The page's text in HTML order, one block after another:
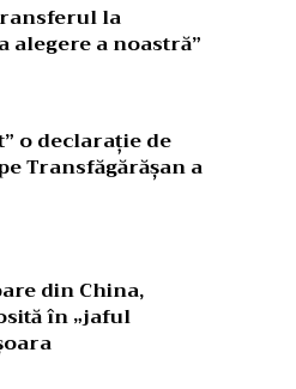
la
alegere a noastră”
o declarație de
Transfăgărășan a
din China,
în „jaful